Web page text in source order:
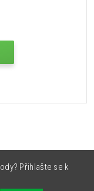
Přihlašte se k